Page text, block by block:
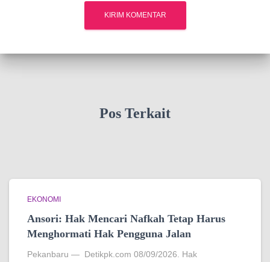
Pos Terkait
EKONOMI
Ansori: Hak Mencari Nafkah Tetap Harus
Menghormati Hak Pengguna Jalan
Pekanbaru — Detikpk.com 08/09/2026. Hak